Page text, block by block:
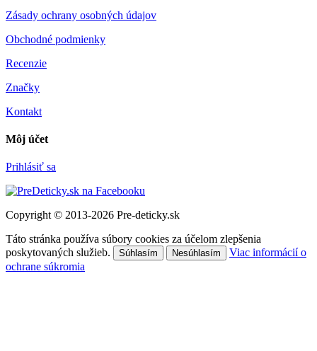
Zásady ochrany osobných údajov
Obchodné podmienky
Recenzie
Značky
Kontakt
Môj účet
Prihlásiť sa
Copyright © 2013-2026 Pre-deticky.sk
Táto stránka používa súbory cookies za účelom zlepšenia
poskytovaných služieb.
Súhlasím Nesúhlasím
Viac informácií o
ochrane súkromia